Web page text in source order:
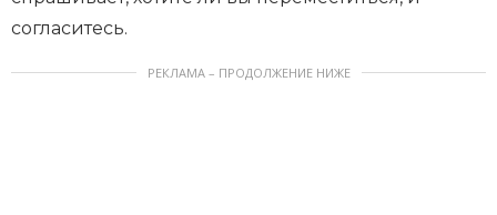
согласитесь.
РЕКЛАМА – ПРОДОЛЖЕНИЕ НИЖЕ